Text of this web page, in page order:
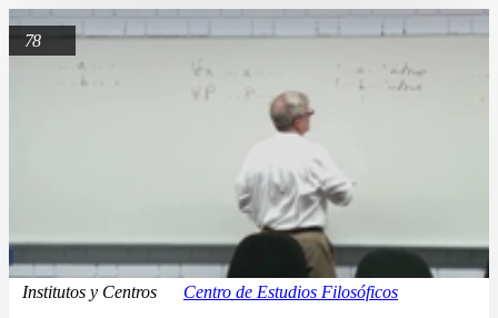
78
Institutos y Centros Centro de Estudios Filosóficos